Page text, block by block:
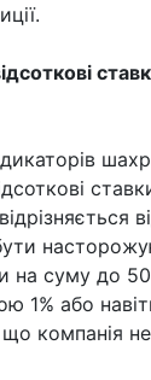
на суму до
1% або
компанія